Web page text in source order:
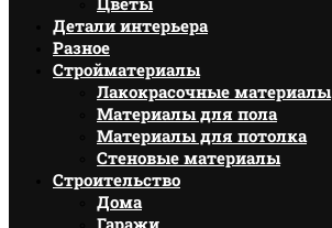
Детали интерьера
Разное
Стройматериалы
Лакокрасочные материалы
Материалы для пола
Материалы для потолка
Стеновые материалы
Строительство
Дома
Гаражи